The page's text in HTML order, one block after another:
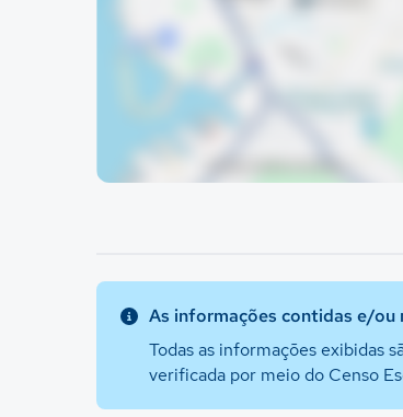
As informações contidas e/ou
Todas as informações exibidas
verificada por meio do Censo